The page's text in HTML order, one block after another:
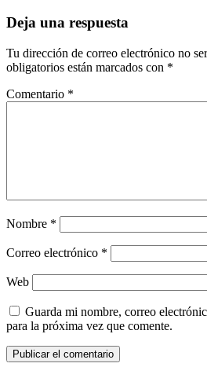
Deja una respuesta
Tu dirección de correo electrónico no
obligatorios están marcados con *
Comentario *
Nombre *
Correo electrónico *
Web
Guarda mi nombre, correo
para la próxima vez que comente.